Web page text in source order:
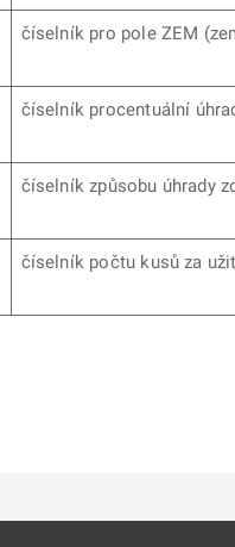
číselník pro pole ZEM
číselník procentuální
číselník způsobu úhrady
číselník počtu kusů za
kartě